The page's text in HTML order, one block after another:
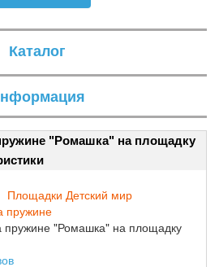
Каталог
"Ромашка" на площадку
Площадки Детский мир
пружине
пружине "Ромашка" на площадку